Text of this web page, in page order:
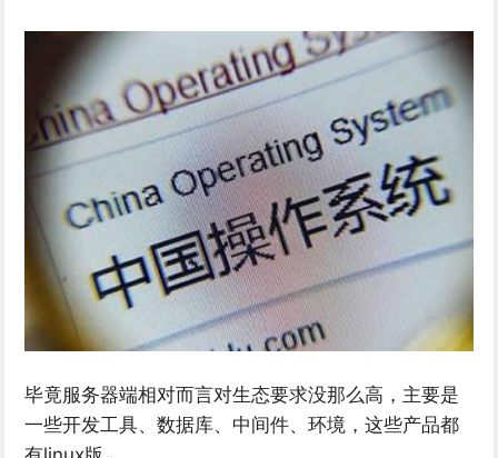
毕竟服务器端相对而言对生态要求没那么高，主要是
一些开发工具、数据库、中间件、环境，这些产品都